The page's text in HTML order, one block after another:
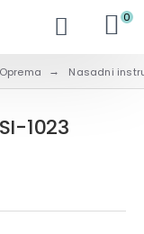
0
Oprema Nasadni
1023